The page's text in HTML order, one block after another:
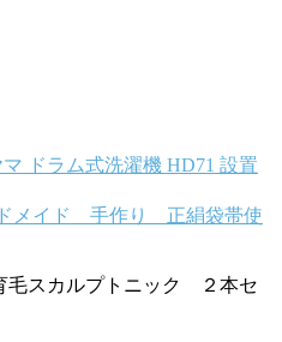
ドラム式洗濯機 HD71 設置
メイド 手作り 正絹袋帯使
毛スカルプトニック ２本セ